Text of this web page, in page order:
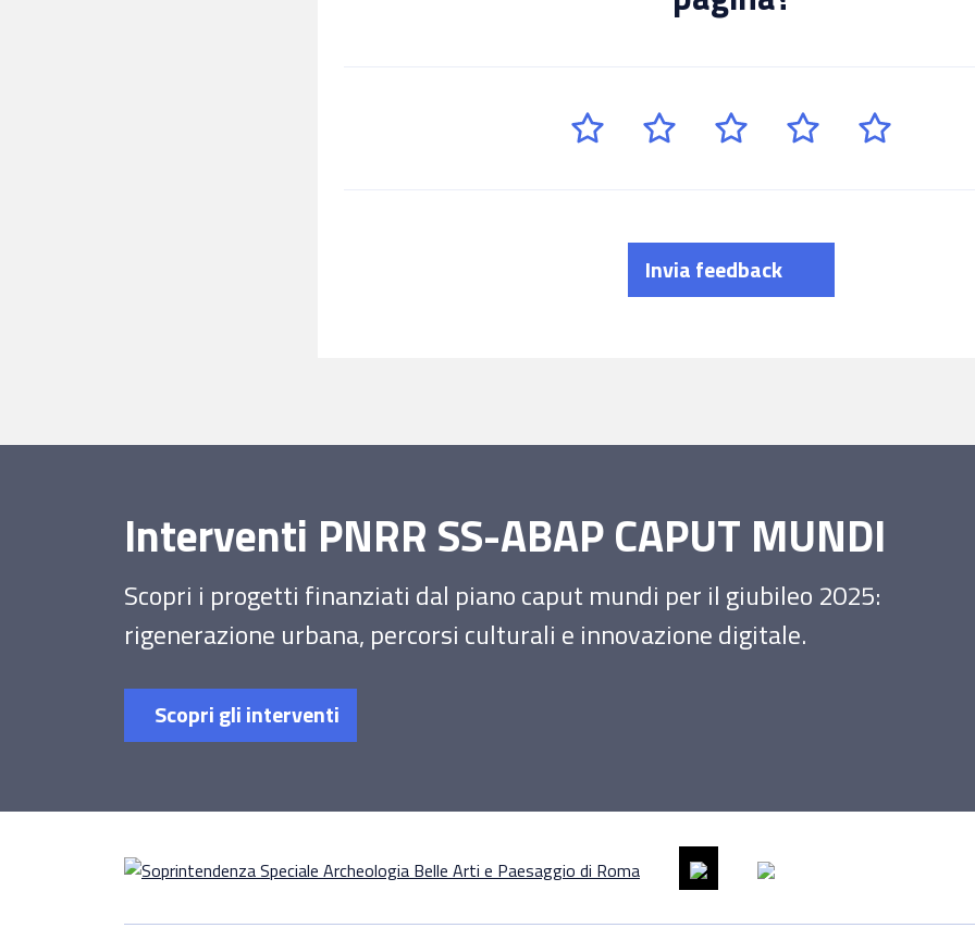
Invia feedback
Interventi PNRR SS-ABAP CAPUT MUNDI
Scopri i progetti finanziati dal piano caput mundi per il giubileo 2025:
rigenerazione urbana, percorsi culturali e innovazione digitale.
Scopri gli interventi